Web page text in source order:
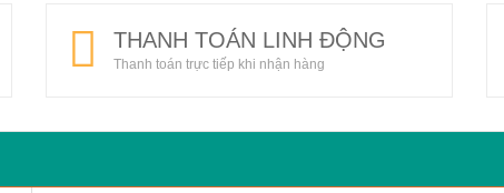
THANH TOÁN LINH ĐỘNG
Thanh toán trực tiếp khi nhận hàng